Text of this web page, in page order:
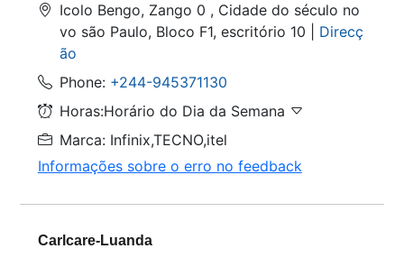
Icolo Bengo, Zango 0 , Cidade do século no
vo são Paulo, Bloco F1, escritório 10 | Direcç
ão
Phone: +244-945371130
Horas:Horário do Dia da Semana
Marca: Infinix,TECNO,itel
Informações sobre o erro no feedback
Carlcare-Luanda